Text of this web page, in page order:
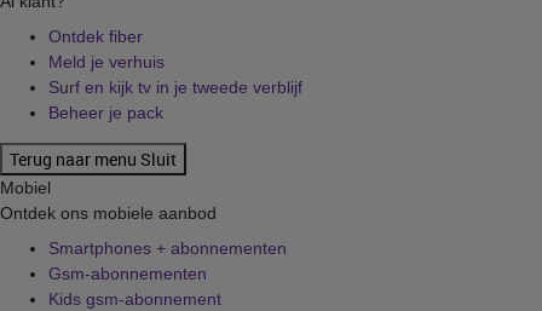
Ontdek fiber
Meld je verhuis
Surf en kijk tv in je tweede verblijf
Beheer je pack
Terug naar menu Sluit
Mobiel
Ontdek ons mobiele aanbod
Smartphones + abonnementen
Gsm-abonnementen
Kids gsm-abonnement